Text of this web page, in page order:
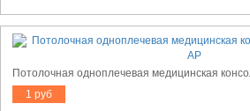
Потолочная одноплечевая медицинская
1 руб